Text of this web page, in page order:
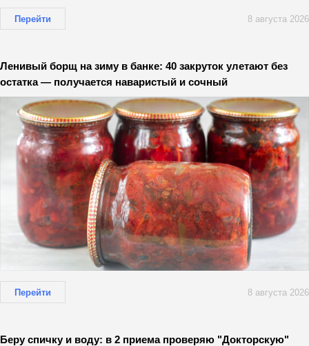
Перейти 8 августа 2026
Ленивый борщ на зиму в банке: 40 закруток улетают без
остатка — получается наваристый и сочный
Перейти 8 августа 2026
Беру спичку и воду: в 2 приема проверяю "Докторскую"